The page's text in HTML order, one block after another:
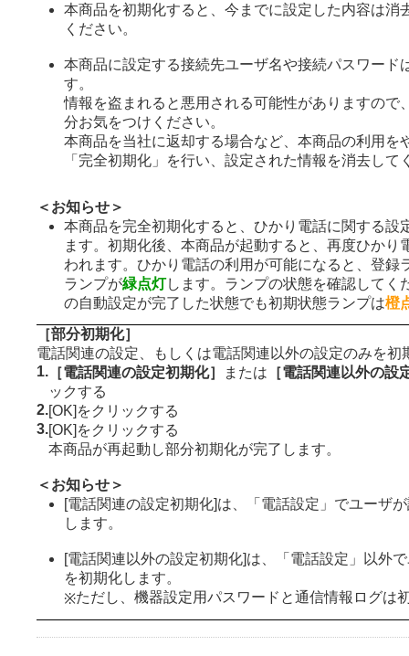
本商品を初期化すると、今までに設定した内容は消
ください。
本商品に設定する接続先ユーザ名や接続パスワード
す。
情報を盗まれると悪用される可能性がありますので
分お気をつけください。
本商品を当社に返却する場合など、本商品の利用を
「完全初期化」を行い、設定された情報を消去して
＜お知らせ＞
本商品を完全初期化すると、ひかり電話に関する設
ます。初期化後、本商品が起動すると、再度ひかり
われます。ひかり電話の利用が可能になると、登録
ランプが緑点灯します。ランプの状態を確認してく
の自動設定が完了した状態でも初期状態ランプは橙
［部分初期化］
電話関連の設定、もしくは電話関連以外の設定のみを初
1. ［電話関連の設定初期化］ または ［電話関連以外の設
ックする
2. [OK]をクリックする
3. [OK]をクリックする
本商品が再起動し部分初期化が完了します。
＜お知らせ＞
[電話関連の設定初期化]は、「電話設定」でユーザ
します。
[電話関連以外の設定初期化]は、「電話設定」以外
を初期化します。
※ただし、機器設定用パスワードと通信情報ログは